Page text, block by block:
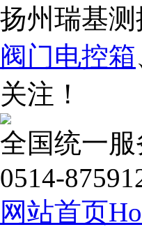
扬州瑞基
阀门电控箱
关注！
全国统一
0514-
网站首页